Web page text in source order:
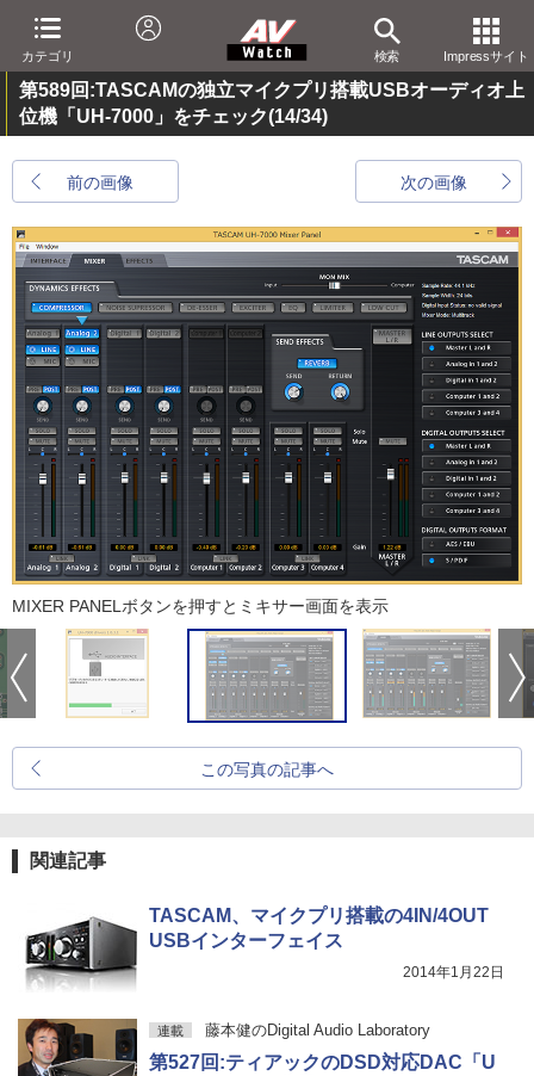
カテゴリ 検索 Impressサイト
第589回:TASCAMの独立マイクプリ搭載USBオーディオ上
位機「UH-7000」をチェック(14/34)
前の画像 次の画像
MIXER PANELボタンを押すとミキサー画面を表示
この写真の記事へ
関連記事
TASCAM、マイクプリ搭載の4IN/4OUT
USBインターフェイス
2014年1月22日
連載 藤本健のDigital Audio Laboratory
第527回:ティアックのDSD対応DAC「U